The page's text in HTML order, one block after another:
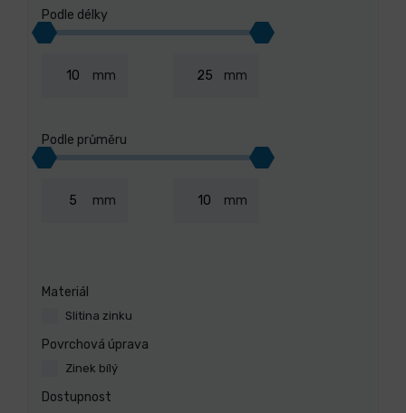
Podle délky
mm mm
Podle průměru
mm mm
Materiál
Slitina zinku
Povrchová úprava
Zinek bílý
Dostupnost